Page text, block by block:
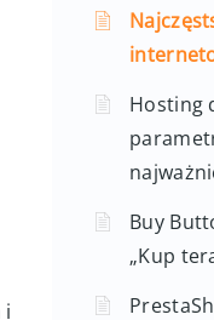
Hosting
Buy
„Kup